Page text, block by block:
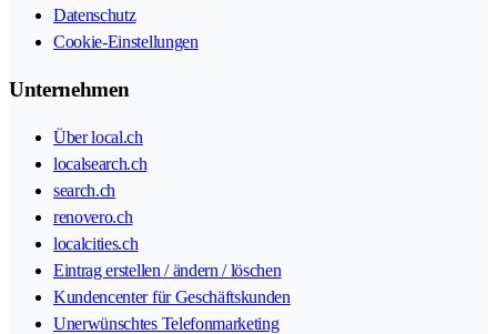
Datenschutz
Cookie-Einstellungen
Unternehmen
Über local.ch
localsearch.ch
search.ch
renovero.ch
localcities.ch
Eintrag erstellen / ändern / löschen
Kundencenter für Geschäftskunden
Unerwünschtes Telefonmarketing